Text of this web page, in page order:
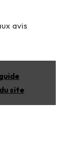
avis
site